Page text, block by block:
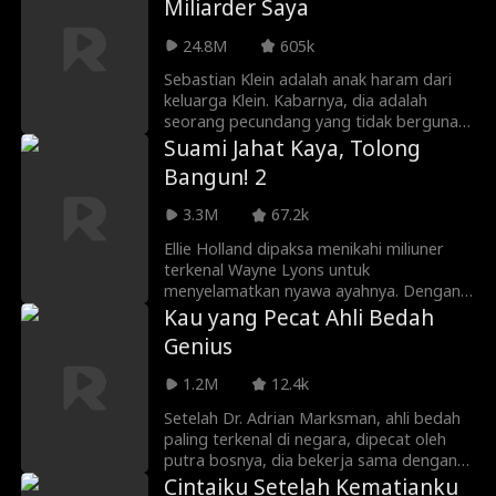
dia sekarang berkencan dengan Lucas
Ager. Namun, apa yang terjadi ketika
kejadian tak terduga terjadi dan seluruh
perusahaan melihat pesan teksnya?!
Akankah Lucas Ager memecatnya...
ataukah rahasia dari masa lalu mereka
terungkap?
Miliarder Saya
24.8M
605k
Sebastian Klein adalah anak haram dari
keluarga Klein. Kabarnya, dia adalah
seorang pecundang yang tidak berguna
dan baru saja bebas dari penjara. Tidak
ada wanita yang waras akan mau
menikahinya, sampai Natalie Quinn
melakukannya. Namun, yang tidak dia
tahu... dia sebenarnya menikahi seorang
miliarder yang menyimpan rahasia! Apa
yang akan terjadi ketika dia mengetahui
kebenaran ini? Pertanyaan yang lebih baik
adalah... mengapa Sebastian Klein
menyembunyikan identitasnya pada
awalnya?!
Suami Jahat Kaya, Tolong
Bangun! 2
3.3M
67.2k
Ellie Holland dipaksa menikahi miliuner
terkenal Wayne Lyons untuk
menyelamatkan nyawa ayahnya. Dengan
harga lima juta dolar yang besar, Ellie
menjual dirinya ke keluarga Lyons dengan
janji untuk memberikan keturunan.
Namun, ada satu masalah... Wayne Lyons
sedang koma!
Kau yang Pecat Ahli Bedah
Genius
1.2M
12.4k
Setelah Dr. Adrian Marksman, ahli bedah
paling terkenal di negara, dipecat oleh
putra bosnya, dia bekerja sama dengan
Dr. Vivian Hart, kepala rumah sakit
Cintaiku Setelah Kematianku